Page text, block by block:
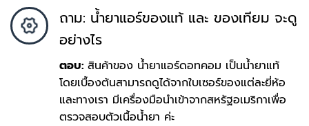
ถาม: น้ำยาแอร์ของแท้ และ ของเทียม จะดู
อย่างไร
ตอบ: สินค้าของ น้ำยาแอร์ดอทคอม เป็นน้ำยาแท้
โดยเบื้องต้นสามารถดูได้จากใบเซอร์ของแต่ละยี่ห้อ
และทางเรา มีเครื่องมือนำเข้าจากสหรัฐอเมริกาเพื่อ
ตรวจสอบตัวเนื้อน้ำยา ค่ะ